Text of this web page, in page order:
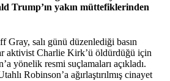
Trump’ın yakın müttefiklerinden
Gray, salı günü düzenlediği basın
aktivist Charlie Kirk’ü öldürdüğü için
yönelik resmi suçlamaları açıkladı.
Robinson’a ağırlaştırılmış cinayet